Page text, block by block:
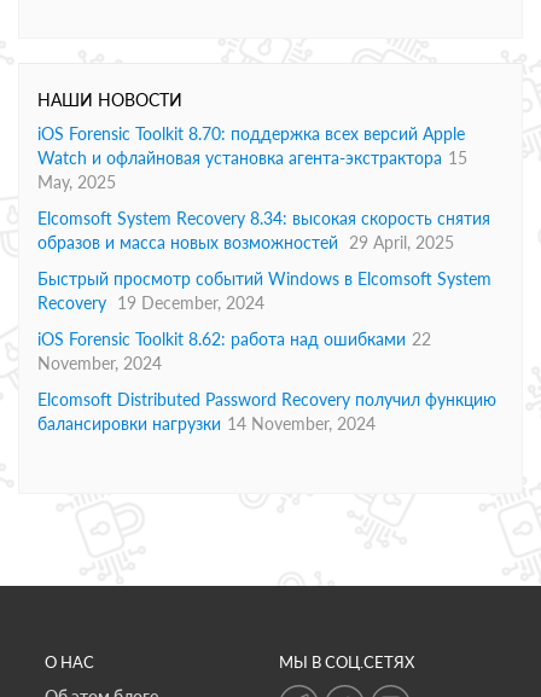
НАШИ НОВОСТИ
iOS Forensic Toolkit 8.70: поддержка всех версий Apple
Watch и офлайновая установка агента-экстрактора 15
May, 2025
Elcomsoft System Recovery 8.34: высокая скорость снятия
образов и масса новых возможностей
29 April, 2025
Быстрый просмотр событий Windows в Elcomsoft System
Recovery 19 December, 2024
iOS Forensic Toolkit 8.62: работа над ошибками 22
November, 2024
Elcomsoft Distributed Password Recovery получил функцию
балансировки нагрузки 14 November, 2024
О НАС МЫ В СОЦ.СЕТЯХ